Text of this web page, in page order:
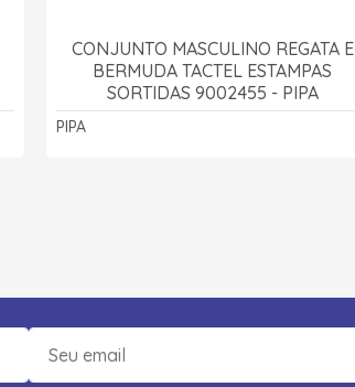
CONJUNTO MASCULINO REGATA E
BERMUDA TACTEL ESTAMPAS
SORTIDAS 9002455 - PIPA
PIPA